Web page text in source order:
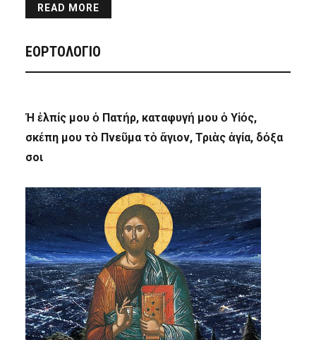
READ MORE
ΕΟΡΤΟΛΟΓΙΟ
Ἡ ἐλπίς μου ὁ Πατήρ, καταφυγή μου ὁ Υἱός,
σκέπη μου τὸ Πνεῦμα τὸ ἅγιον, Τριὰς ἁγία, δόξα
σοι